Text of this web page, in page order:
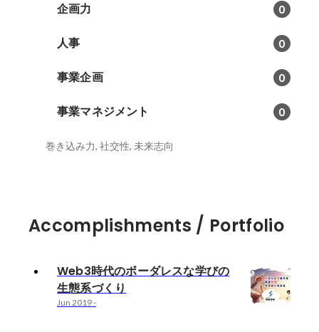
企画力 0
人事 0
事業企画 0
事業マネジメント 0
巻き込み力, 社交性, 未来志向
Accomplishments / Portfolio
Web3時代のボーダレスな学びの
生態系づくり
Jun 2019-